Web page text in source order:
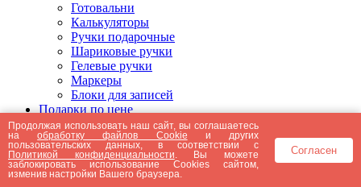
Готовальни
Калькуляторы
Ручки подарочные
Шариковые ручки
Гелевые ручки
Маркеры
Блоки для записей
Подарки по цене
Подарки от 5000 рублей
Подарки до 5000 рублей
Подарки до 3000 рублей
Подарки до 2000 рублей
Подарки до 1000 рублей
Продолжая использовать наш сайт, вы соглашаетесь
наобработку файлов Cookie и других
пользовательских данных, в соответствии с
Политикой конфиденциальности . Вы можете
заблокировать использование Cookies сайтом,
изменив настройки Вашего браузера.
Согласен